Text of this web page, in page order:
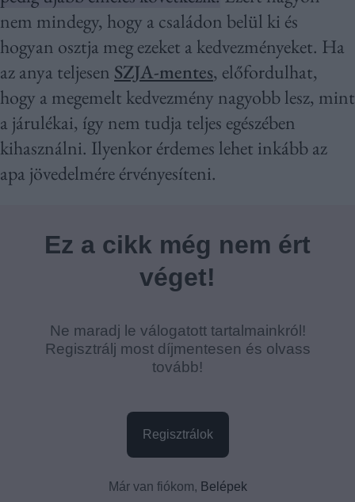
nem mindegy, hogy a családon belül ki és
hogyan osztja meg ezeket a kedvezményeket. Ha
az anya teljesen SZJA-mentes, előfordulhat,
hogy a megemelt kedvezmény nagyobb lesz, mint
a járulékai, így nem tudja teljes egészében
kihasználni. Ilyenkor érdemes lehet inkább az
apa jövedelmére érvényesíteni.